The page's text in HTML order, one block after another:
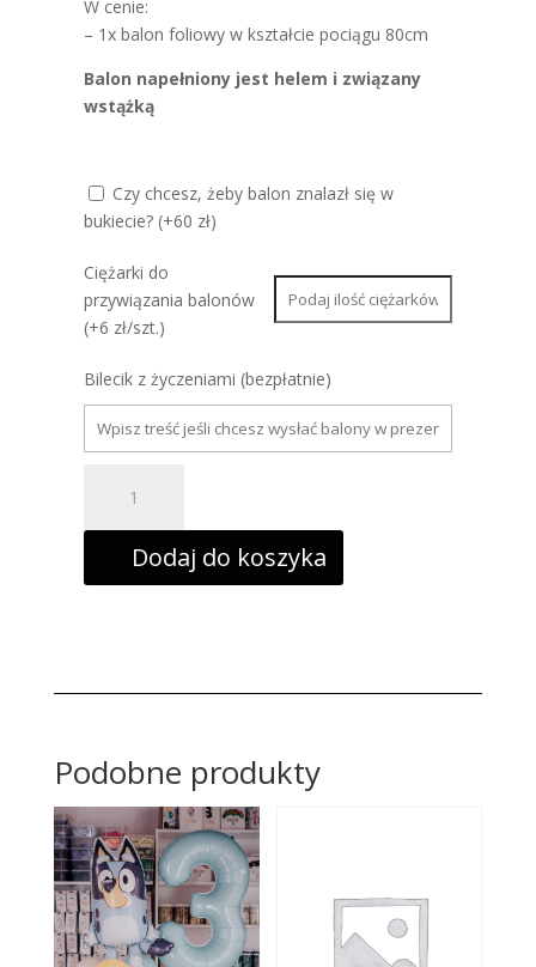
W cenie:
– 1x balon foliowy w kształcie pociągu 80cm
Balon napełniony jest helem i związany
wstążką
Czy chcesz, żeby balon znalazł się w
bukiecie? (+60 zł)
Ciężarki do
przywiązania balonów
(+6 zł/szt.)
Bilecik z życzeniami (bezpłatnie)
foliowy
zielony,
ciuchcia,
lokomotywa
70x80cm
Dodaj do koszyka
Podobne produkty